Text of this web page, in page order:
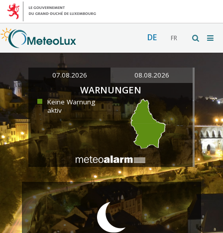
DE FR
07.08.2026 08.08.2026
WARNUNGEN
Keine Warnung
aktiv